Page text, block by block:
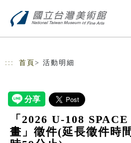
::: 首頁 > 活動明細
「2026 U-108
畫」徵件(延長徵件時